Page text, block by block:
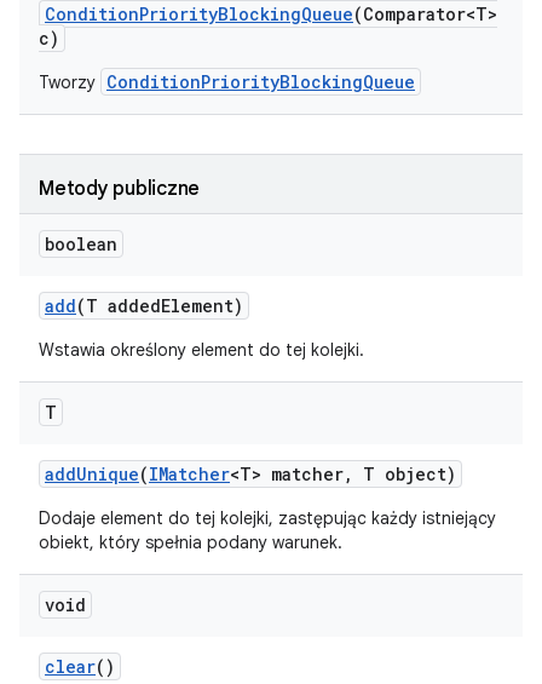
ConditionPriorityBlockingQueue(Comparator<T>
c)
Tworzy ConditionPriorityBlockingQueue
Metody publiczne
boolean
add(T addedElement)
Wstawia określony element do tej kolejki.
T
addUnique(IMatcher<T> matcher, T object)
Dodaje element do tej kolejki, zastępując każdy istniejący
obiekt, który spełnia podany warunek.
void
clear()